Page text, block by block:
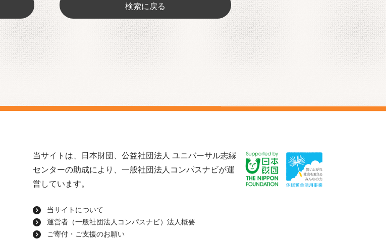
検索に戻る
当サイトは、日本財団、公益社団法人 ユニバーサル志縁
センターの助成により、一般社団法人コンパスナビが運
営しています。
当サイトについて
運営者（一般社団法人コンパスナビ）法人概要
ご寄付・ご支援のお願い